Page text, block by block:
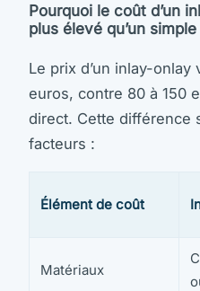
Pourquoi le coût d’un
plus élevé qu’un
Le prix d’un inlay-
euros, contre 80 à 150
direct. Cette différence
facteurs :
Élément de coût
Matériaux